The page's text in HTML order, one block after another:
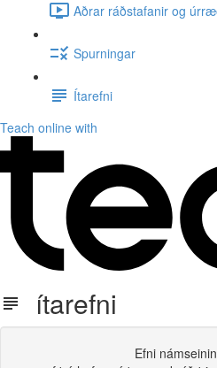
Aðrar ráðstafanir og
Spurningar
Ítarefni
Teach online with
ítarefni
Efni